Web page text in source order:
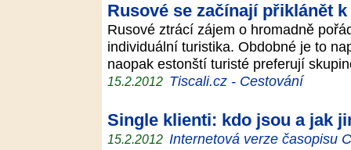
Rusové se začínají přiklánět
Rusové ztrácí zájem o hromadně
individuální turistika. Obdobné je to
naopak estonští turisté preferují
15.2.2012 Tiscali.cz - Cestování
Single klienti: kdo jsou a jak
15.2.2012 Internetová verze časopisu